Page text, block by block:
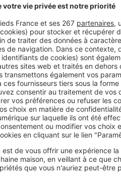
500 euros pour un T1
loyers des logements
Nice.Pour faire ses
24,9 €/m² mensuels.
498 euros, en septembre 2024.
mensuels pour louer un T1
élevé qu’àMarseille. Dans la
capitale des comtes de
Parmi les autres villes où le
€/m², soit 450 euros pour
434 euros), Lyon (21,3 €/